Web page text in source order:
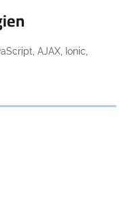
AJAX, Ionic,